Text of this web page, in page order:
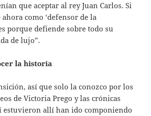
que aceptar al rey Juan Carlos. Si
ahora como ‘defensor de la
porque defiende sobre todo su
de lujo”.
la historia
así que solo la conozco por los
de Victoria Prego y las crónicas
estuvieron allí han ido componiendo